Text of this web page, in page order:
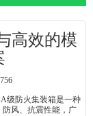
高效的模
756
级防火集装箱是一种
风、抗震性能，广